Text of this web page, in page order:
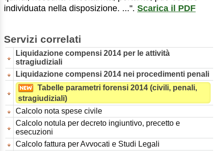
individuata nella disposizione. ...". Scarica il PDF
Servizi correlati
Liquidazione compensi 2014 per le attività
stragiudiziali
Liquidazione compensi 2014 nei procedimenti penali
Tabelle parametri forensi 2014 (civili, penali,
stragiudiziali)
Calcolo nota spese civile
Calcolo notula per decreto ingiuntivo, precetto e
esecuzioni
Calcolo fattura per Avvocati e Studi Legali